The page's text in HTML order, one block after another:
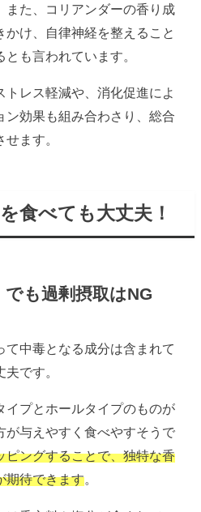
また、コリアンダーの香り成
け、自律神経を整えること
も言われています。
トレス軽減や、消化促進によ
ン効果も組み合わさり、総合
ます。
食べても大丈夫！
も過剰摂取はNG
て中毒となる成分は含まれて
です。
イプとホールタイプのものが
が与えやすく食べやすそうで
ピングすることで、独特な香
期待できます。